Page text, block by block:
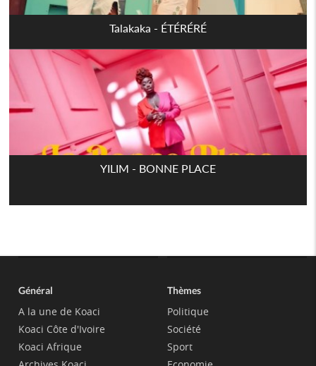
Talakaka - ÉTÉRÉRÉ
YILIM - BONNE PLACE
Général
A la une de Koaci
Koaci Côte d'Ivoire
Koaci Afrique
Thèmes
Politique
Société
Sport